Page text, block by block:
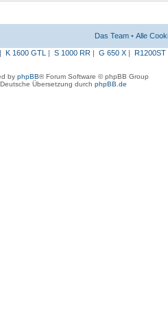
Das Team • Alle
K 1600 GTL | S 1000 RR | G 650 X| R1200ST
by phpBB® Forum Software © phpBB Group
Deutsche Übersetzung durch phpBB.de